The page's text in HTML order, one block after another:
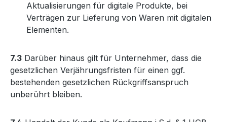
Aktualisierungen für digitale Produkte, bei
Verträgen zur Lieferung von Waren mit digitalen
Elementen.
7.3 Darüber hinaus gilt für Unternehmer, dass die
gesetzlichen Verjährungsfristen für einen ggf.
bestehenden gesetzlichen Rückgriffsanspruch
unberührt bleiben.